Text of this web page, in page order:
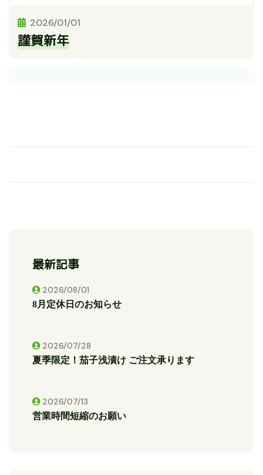
2026/01/01
謹賀新年
最新記事
2026/08/01
8月定休日のお知らせ
2026/07/28
夏季限定！茄子浅漬け ご注文承ります
2026/07/13
営業時間短縮のお願い